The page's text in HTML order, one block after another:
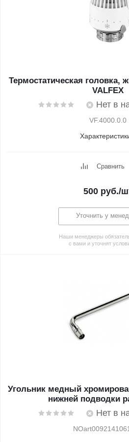
Термостатическая головка,
VALFEX
Нет в
VF.4000.0.0
Сравнить
500 руб./
Уточнить у
Наши менеджеры
с вами и уточнят
Угольник медный
нижней подводки
Нет в